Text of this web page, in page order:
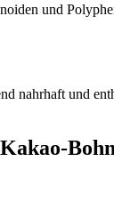
und
nahrhaft und